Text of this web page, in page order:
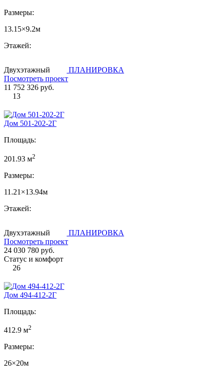
Размеры:
13.15×9.2м
Этажей:
Двухэтажный
ПЛАНИРОВКА
Посмотреть проект
11 752 326 руб.
13
Дом 501-202-2Г
Площадь:
201.93 м2
Размеры:
11.21×13.94м
Этажей:
Двухэтажный
ПЛАНИРОВКА
Посмотреть проект
24 030 780 руб.
Статус и комфорт
26
Дом 494-412-2Г
Площадь:
412.9 м2
Размеры:
26×20м